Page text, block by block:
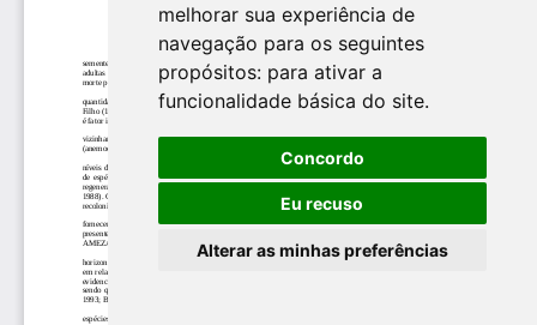
melhorar sua experiência de
navegação para os seguintes
propósitos: para ativar a
funcionalidade básica do site.
Concordo
Eu recuso
Alterar as minhas preferências